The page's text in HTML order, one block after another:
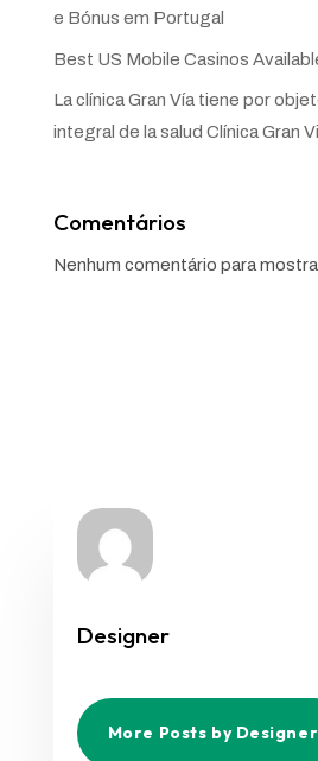
e Bónus em Portugal
Best US Mobile Casinos
La clínica Gran Vía tiene por
integral de la salud Clínica Gran
Comentários
Nenhum comentário para
Designer
More Posts by Designer